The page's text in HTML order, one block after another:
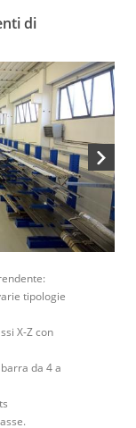
di
tipologie
X-Z con
da 4 a